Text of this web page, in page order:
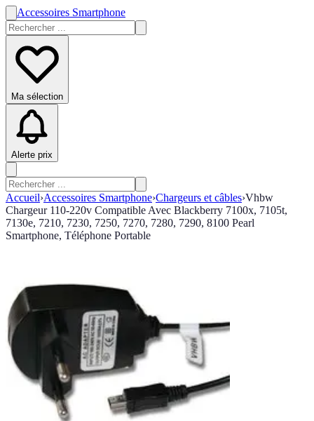
Accessoires Smartphone
Ma sélection
Alerte prix
Accueil›Accessoires Smartphone›Chargeurs et câbles›Vhbw
Chargeur 110-220v Compatible Avec Blackberry 7100x, 7105t,
7130e, 7210, 7230, 7250, 7270, 7280, 7290, 8100 Pearl
Smartphone, Téléphone Portable